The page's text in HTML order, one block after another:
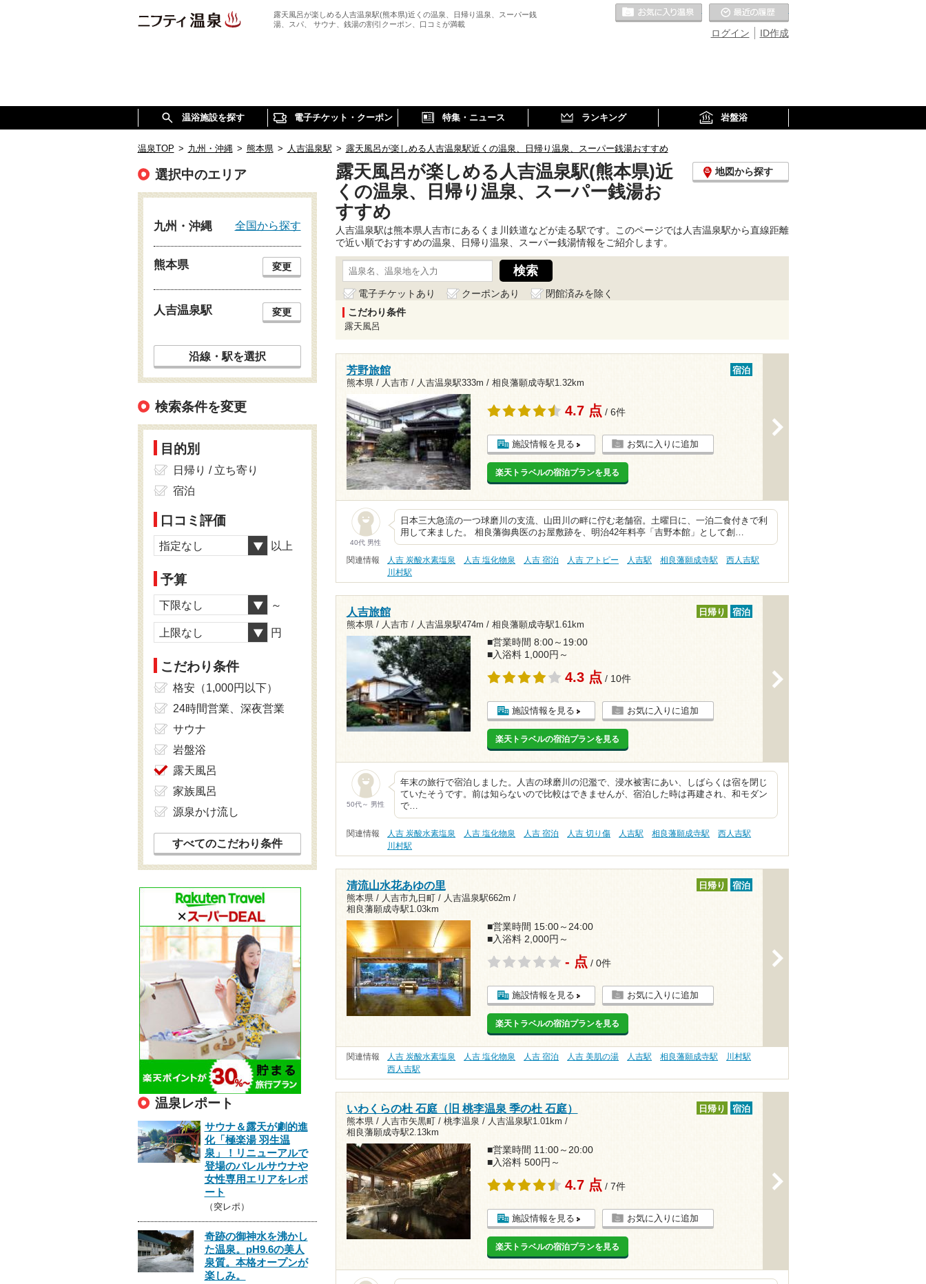
露天風呂が楽しめる人吉温泉駅(熊本県)近くの温泉、日帰り温泉、スーパー銭
湯、スパ、 サウナ、銭湯の割引クーポン、口コミが満載
ID作成
ログイン
お気に入りの温泉
温浴施設を探す 電子チケット・クーポン 特集・ニュース ランキング 岩盤浴
温泉TOP > 九州・沖縄 > 熊本県 > 人吉温泉駅 > 露天風呂が楽しめる人吉温泉駅近くの温泉、日帰り温泉、スーパー銭湯おすすめ
露天風呂が楽しめる人吉温泉駅(熊本県)近
くの温泉、日帰り温泉、スーパー銭湯お
すすめ
地図から探す
人吉温泉駅は熊本県人吉市にあるくま川鉄道などが走る駅です。このページでは人吉温泉駅から直線距離
で近い順でおすすめの温泉、日帰り温泉、スーパー銭湯情報をご紹介します。
電子チケットあり クーポンあり
閉館済みを除く
こだわり条件
露天風呂
芳野旅館
熊本県 / 人吉市 / 人吉温泉駅333m / 相良藩願成寺駅1.32km
宿泊
4.7 点 / 6件
施設情報を見る お気に入りに追加
楽天トラベルの宿泊プランを見る
40代 男性
日本三大急流の一つ球磨川の支流、山田川の畔に佇む老舗宿。土曜日に、一泊二食付きで利
用して来ました。 相良藩御典医のお屋敷跡を、明治42年料亭「吉野本館」として創…
関連情報 人吉 炭酸水素塩泉 人吉 塩化物泉 人吉 宿泊 人吉 アトピー 人吉駅 相良藩願成寺駅
西人吉駅
川村駅
人吉旅館
熊本県 / 人吉市 / 人吉温泉駅474m / 相良藩願成寺駅1.61km
日帰り 宿泊
■営業時間 8:00～19:00
■入浴料 1,000円～
4.3 点 / 10件
施設情報を見る お気に入りに追加
楽天トラベルの宿泊プランを見る
50代～ 男性
年末の旅行で宿泊しました。人吉の球磨川の氾濫で、浸水被害にあい、しばらくは宿を閉じ
ていたそうです。前は知らないので比較はできませんが、宿泊した時は再建され、和モダン
で…
関連情報 人吉 炭酸水素塩泉 人吉 塩化物泉 人吉 宿泊 人吉 切り傷 人吉駅 相良藩願成寺駅
西人吉駅
川村駅
清流山水花あゆの里
熊本県 / 人吉市九日町 / 人吉温泉駅662m /
相良藩願成寺駅1.03km
日帰り 宿泊
■営業時間 15:00～24:00
■入浴料 2,000円～
- 点 / 0件
施設情報を見る お気に入りに追加
楽天トラベルの宿泊プランを見る
関連情報 人吉 炭酸水素塩泉 人吉 塩化物泉 人吉 宿泊 人吉 美肌の湯 人吉駅 相良藩願成寺駅
川村駅
西人吉駅
いわくらの杜 石庭（旧 桃李温泉 季の杜 石庭）
熊本県 / 人吉市矢黒町 / 桃李温泉 / 人吉温泉駅1.01km /
相良藩願成寺駅2.13km
日帰り 宿泊
■営業時間 11:00～20:00
■入浴料 500円～
4.7 点 / 7件
施設情報を見る お気に入りに追加
楽天トラベルの宿泊プランを見る
選択中のエリア
九州・沖縄 全国から探す
熊本県 変更
人吉温泉駅 変更
沿線・駅を選択
検索条件を変更
目的別
日帰り / 立ち寄り
宿泊
口コミ評価
指定なし 以上
予算
下限なし ～
上限なし 円
こだわり条件
格安（1,000円以下）
24時間営業、深夜営業
サウナ
岩盤浴
露天風呂
家族風呂
源泉かけ流し
すべてのこだわり条件
温泉レポート
サウナ＆露天が劇的進
化「極楽湯 羽生温
泉」！リニューアルで
登場のバレルサウナや
女性専用エリアをレポ
ート
（突レポ）
奇跡の御神水を沸かし
た温泉。pH9.6の美人
泉質。本格オープンが
楽しみ。